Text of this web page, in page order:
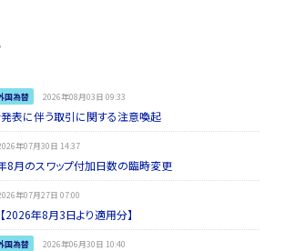
国為替 2026年08月03日 09:33
発表に伴う取引に関する注意喚起
年07月30日 14:37
8月のスワップ付加日数の臨時変更
年07月27日 07:00
2026年8月3日より適用分】
国為替 2026年06月30日 10:40